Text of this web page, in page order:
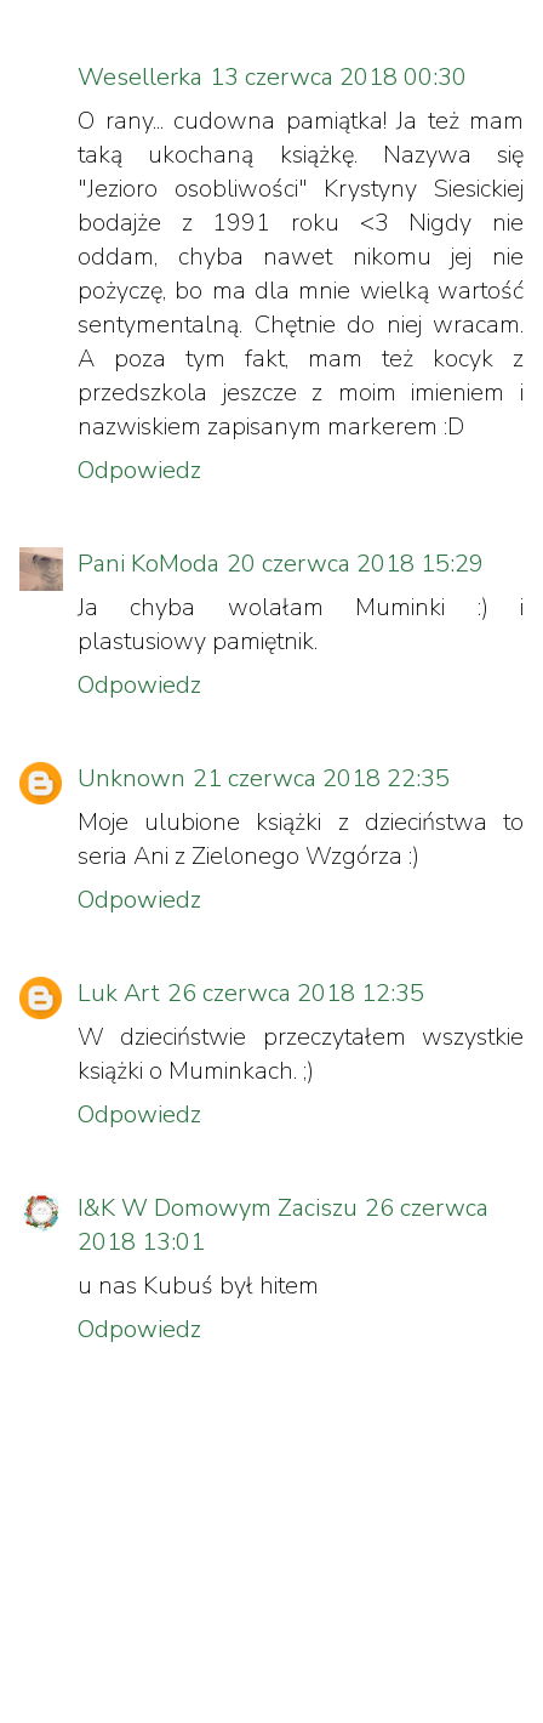
Wesellerka 13 czerwca 2018 00:30
O rany... cudowna pamiątka! Ja też mam
taką ukochaną książkę. Nazywa się
"Jezioro osobliwości" Krystyny Siesickiej
bodajże z 1991 roku <3 Nigdy nie
oddam, chyba nawet nikomu jej nie
pożyczę, bo ma dla mnie wielką wartość
sentymentalną. Chętnie do niej wracam.
A poza tym fakt, mam też kocyk z
przedszkola jeszcze z moim imieniem i
nazwiskiem zapisanym markerem :D
Odpowiedz
Pani KoModa 20 czerwca 2018 15:29
Ja chyba wolałam Muminki :) i
plastusiowy pamiętnik.
Odpowiedz
Unknown 21 czerwca 2018 22:35
Moje ulubione książki z dzieciństwa to
seria Ani z Zielonego Wzgórza :)
Odpowiedz
Luk Art 26 czerwca 2018 12:35
W dzieciństwie przeczytałem wszystkie
książki o Muminkach. ;)
Odpowiedz
I&K W Domowym Zaciszu 26 czerwca
2018 13:01
u nas Kubuś był hitem
Odpowiedz